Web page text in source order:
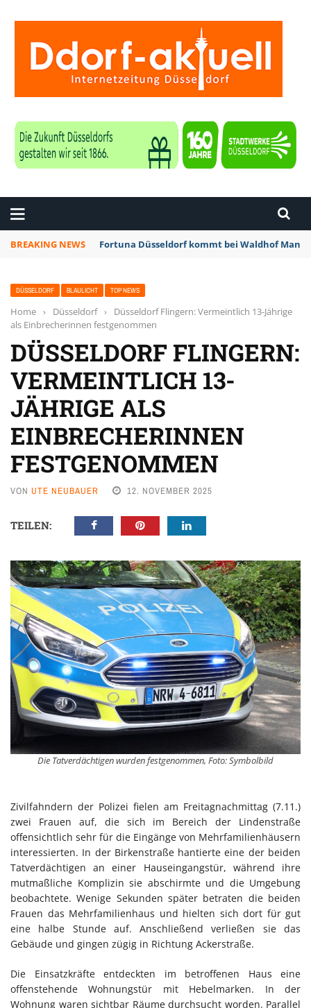
BREAKING NEWS Fortuna Düsseldorf kommt bei Waldhof
DÜSSELDORF BLAULICHT TOP NEWS
Home › Düsseldorf ›
Düsseldorf Flingern: Vermeintlich 13-Jährige
als Einbrecherinnen festgenommen
DÜSSELDORF FLINGERN:
VERMEINTLICH 13-
JÄHRIGE ALS
EINBRECHERINNEN
FESTGENOMMEN
VON UTE NEUBAUER 12. NOVEMBER 2025
TEILEN:
Die Tatverdächtigen wurden festgenommen, Foto: Symbolbild
Zivilfahndern der Polizei fielen am Freitagnachmittag (7.11.)
zwei Frauen auf, die sich im Bereich der Lindenstraße
offensichtlich sehr für die Eingänge von Mehrfamilienhäusern
interessierten. In der Birkenstraße hantierte eine der beiden
Tatverdächtigen an einer Hauseingangstür, während ihre
mutmaßliche Komplizin sie abschirmte und die Umgebung
beobachtete. Wenige Sekunden später betraten die beiden
Frauen das Mehrfamilienhaus und hielten sich dort für gut
eine halbe Stunde auf. Anschließend verließen sie das
Gebäude und gingen zügig in Richtung Ackerstraße.
Die Einsatzkräfte entdeckten im betroffenen Haus eine
offenstehende Wohnungstür mit Hebelmarken. In der
Wohnung waren sichtbar Räume durchsucht worden. Parallel